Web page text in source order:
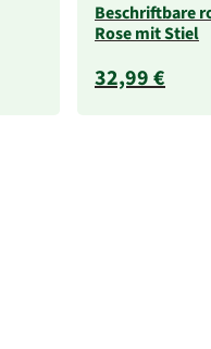
Beschriftbare
Rose mit Stiel
32,99 €